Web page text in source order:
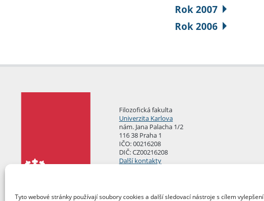
Tyto webové stránky používají soubory cookies a další sledovací nástroje s cílem vylepšení
Rok 2007
Rok 2006
Filozofická fakulta
Univerzita Karlova
nám. Jana Palacha 1/2
116 38 Praha 1
IČO: 00216208
DIČ: CZ00216208
Další kontakty